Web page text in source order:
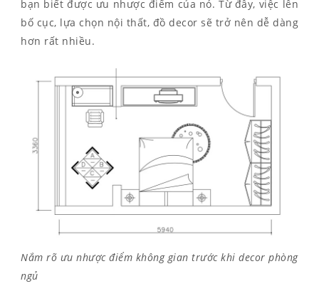
bạn biết được ưu nhược điểm của nó. Từ đây, việc lên
bố cục, lựa chọn nội thất, đồ decor sẽ trở nên dễ dàng
hơn rất nhiều.
Nắm rõ ưu nhược điểm không gian trước khi decor phòng
ngủ